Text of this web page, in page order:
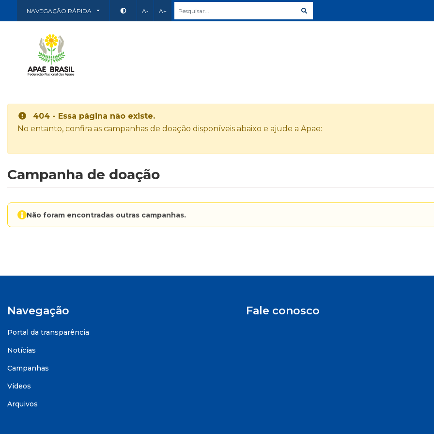
NAVEGAÇÃO RÁPIDA A- A+
404 - Essa página não existe.
No entanto, confira as campanhas de doação disponíveis abaixo e ajude a Apae:
Campanha de doação
Não foram encontradas outras campanhas.
Navegação
Portal da transparência
Notícias
Campanhas
Videos
Arquivos
Fale conosco